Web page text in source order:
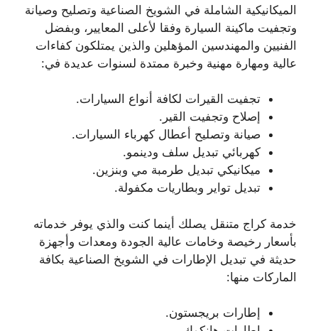
الميكانيكية الشاملة في الشويخ الصناعية وتصليح وصيانة
وتجفيت ماكينة السيارة وفقا لأعلى المعايير، وبفضل
الفنيين والمهندسين المؤهلين والذين يمتلكون كفاءات
عالية ومهارة مهنية وخبرة ممتدة لسنوات عديدة في:
تجفيت القيرات لكافة أنواع السيارات.
إصلاح وتجفيت القير.
صيانة وتصليح أعطال كهرباء السيارات.
كهربائي تبديل سلف ودينمو.
ميكانيكي تبديل طرمبة مي وبنزين.
تبديل تواير وبطاريات مكفولة.
خدمة كراج متنقل يصلك أينما كنت والذي يوفر خدماته
بأسعار رخيصة وخامات عالية الجودة ومعدات وأجهزة
حديثة في تبديل الإطارات في الشويخ الصناعية بكافة
الماركات منها:
إطارات بريجستون.